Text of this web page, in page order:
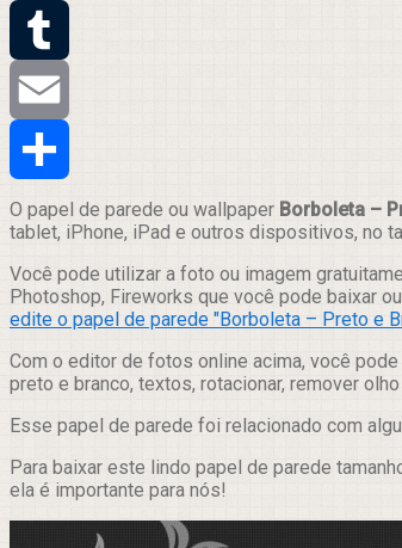
Twitter
Tumblr
Email
Compartilhar
O papel de parede ou wallpaper Borboleta –
tablet, iPhone, iPad e outros dispositivos, no
Você pode utilizar a foto ou imagem
Photoshop, Fireworks que você pode baixar
edite o papel de parede "Borboleta – Preto e
Com o editor de fotos online acima, você
preto e branco, textos, rotacionar, remover
Esse papel de parede foi relacionado com
Para baixar este lindo papel de parede
ela é importante para nós!